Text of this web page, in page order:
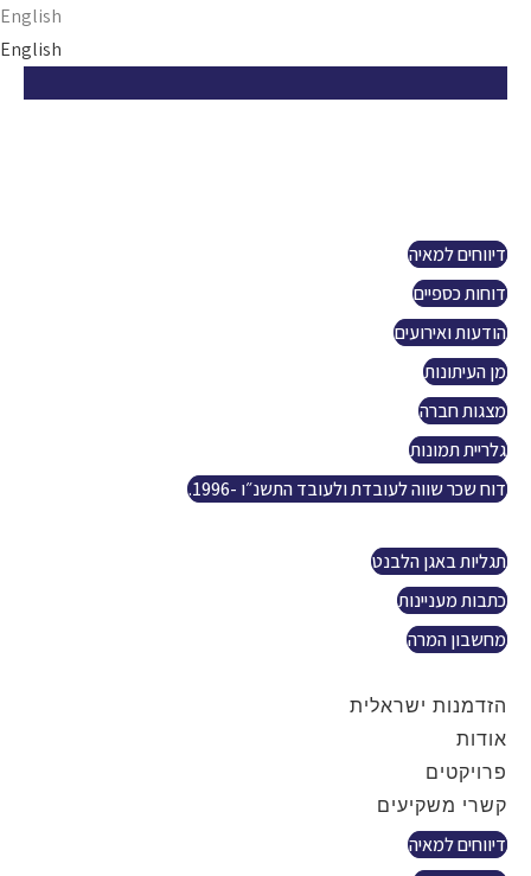
content
English
English
דיווחים למאיה
דוחות כספיים
הודעות ואירועים
מן העיתונות
מצגות חברה
גלריית תמונות
דוח שכר שווה לעובדת ולעובד התשנ״ו -1996.
תגליות באגן הלבנט
כתבות מעניינות
מחשבון המרה
הזדמנות ישראלית
אודות
פרויקטים
קשרי משקיעים
דיווחים למאיה